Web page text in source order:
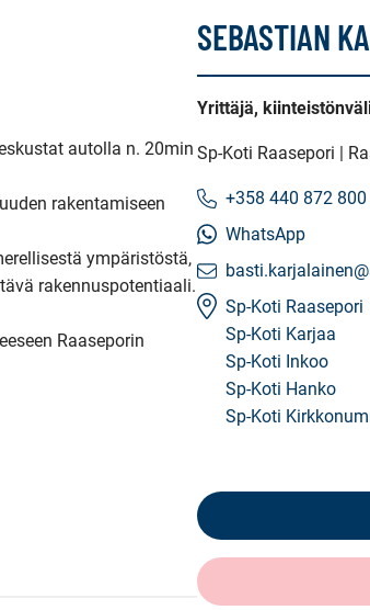
ympäristöstä,
rakennuspotentiaali.
Raaseporin
SEBASTIAN
Yrittäjä,
Sp-Koti Raasepori |
+358 440 872 800
WhatsApp
Sp-Koti Raasepori
Sp-Koti Karjaa
Sp-Koti Inkoo
Sp-Koti Hanko
Sp-Koti